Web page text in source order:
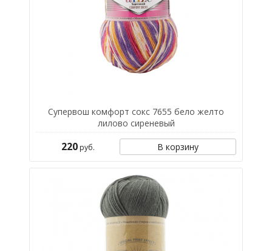
Супервош комфорт сокс 7655 бело желто
лилово сиреневый
220руб. В корзину